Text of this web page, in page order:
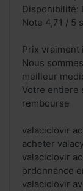
Disponibilité:
Note 4,71 / 5
Prix vraiment
Nous
meilleur
Votre entiere
rembourse
valaciclovir
acheter
valaciclovir
ordonnance
valaciclovir